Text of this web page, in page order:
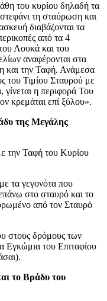
του κυρίου δηλαδή τα
τη σταύρωση και
διαβάζονται τα
από τα 4
Λουκά και του
αναφέρονται στα
και την Ταφή. Ανάμεσα
του Τιμίου Σταυρού με
η περιφορά Του
κρεμάται επί ξύλου».
της Μεγάλης
την Ταφή του Κυρίου
τα γεγονότα που
στο σταυρό και το
από τον Σταυρό
στους δρόμους των
Εγκώμια του Επιταφίου
το Βράδυ του